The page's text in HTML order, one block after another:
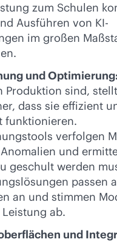
zum Schulen
Ausführen von KI-
im großen
und
Produktion sind,
dass sie effizient
funktionieren.
verfolgen
und
geschult werden
passen
an und stimmen
ab.
und